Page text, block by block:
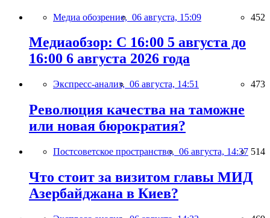
Медиа обозрение, 06 августа, 15:09 452
Медиаобзор: С 16:00 5 августа до
16:00 6 августа 2026 года
Экспресс-анализ, 06 августа, 14:51 473
Революция качества на таможне
или новая бюрократия?
Постсоветское пространство, 06 августа, 14:37 514
Что стоит за визитом главы МИД
Азербайджана в Киев?